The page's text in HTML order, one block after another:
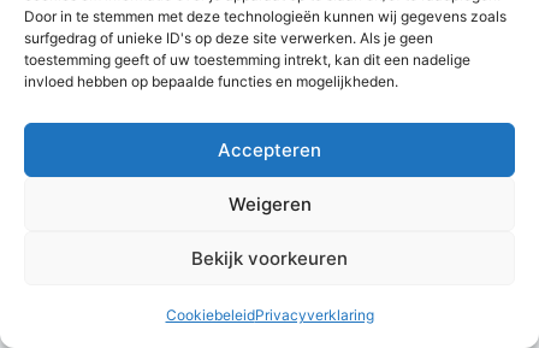
Door in te stemmen met deze technologieën kunnen wij gegevens zoals
surfgedrag of unieke ID's op deze site verwerken. Als je geen
toestemming geeft of uw toestemming intrekt, kan dit een nadelige
invloed hebben op bepaalde functies en mogelijkheden.
Accepteren
Weigeren
Bekijk voorkeuren
CookiebeleidPrivacyverklaring
© 2026 AlleNamen.nl